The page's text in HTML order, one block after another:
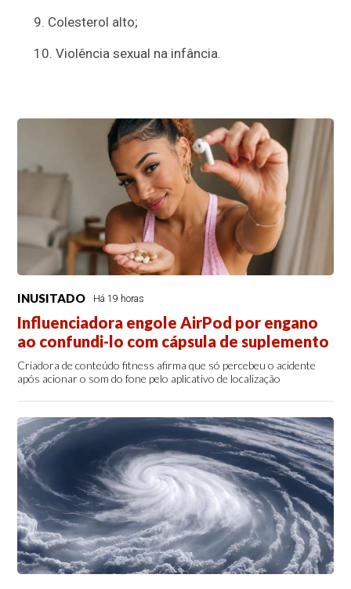
Colesterol alto;
Violência sexual na infância.
INUSITADO Há 19 horas
Influenciadora engole AirPod por engano
ao confundi-lo com cápsula de suplemento
Criadora de conteúdo fitness afirma que só percebeu o acidente
após acionar o som do fone pelo aplicativo de localização